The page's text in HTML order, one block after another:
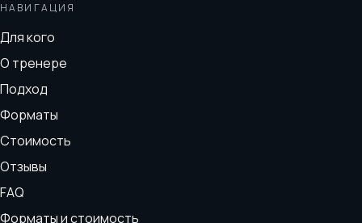
НАВИГАЦИЯ
Для кого
О тренере
Подход
Форматы
Стоимость
Отзывы
FAQ
Форматы и стоимость